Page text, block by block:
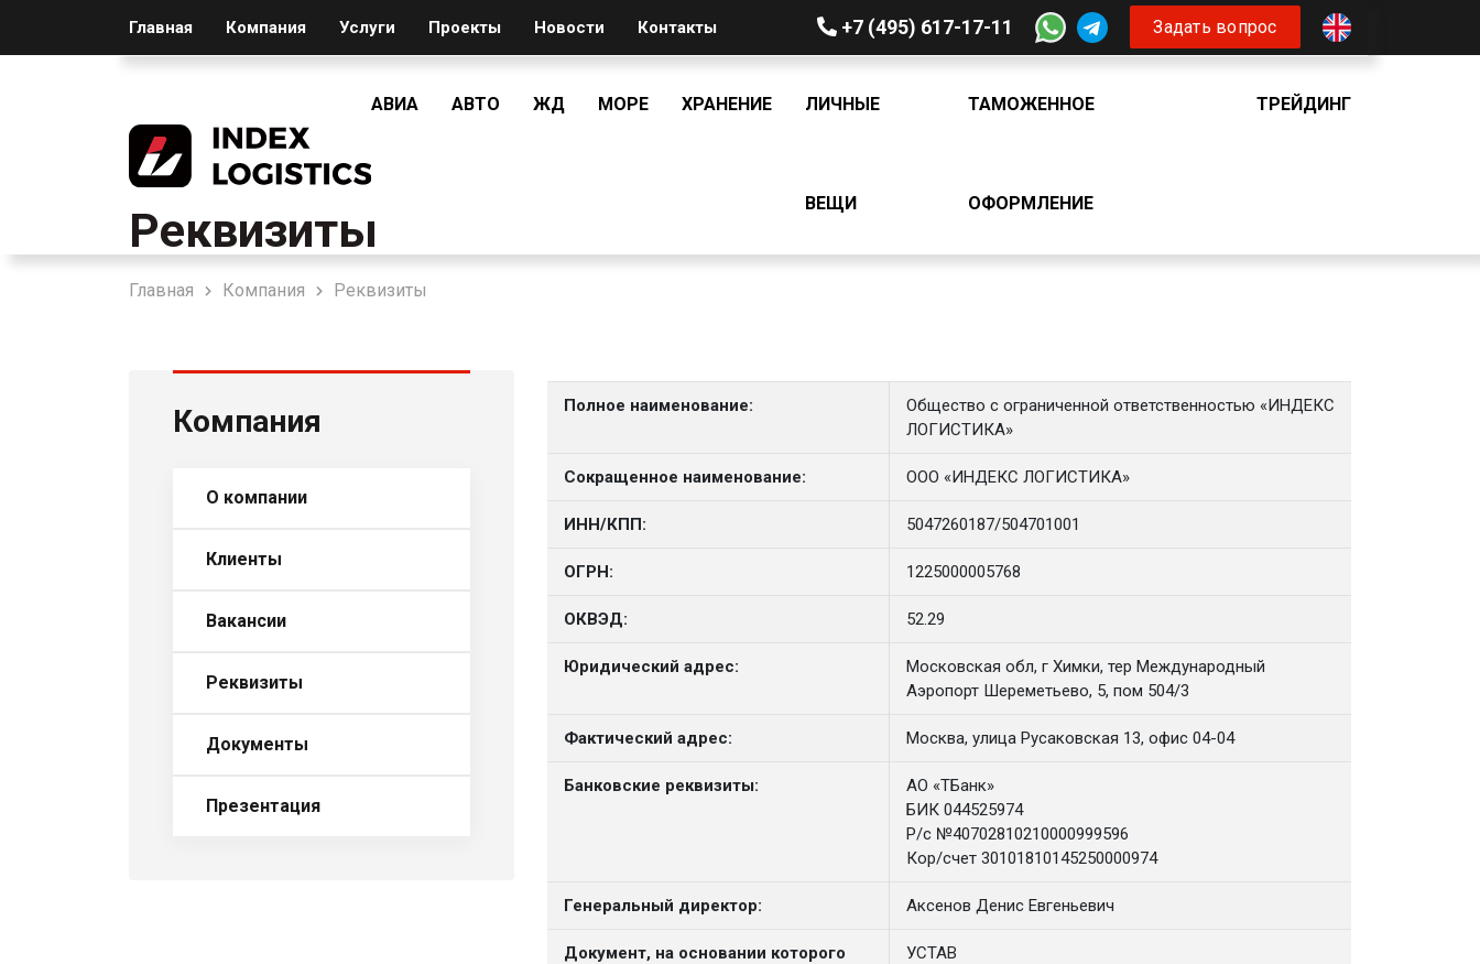
Главная Компания Услуги Проекты Новости Контакты +7 (495) 617-17-11 Задать вопрос
АВИА АВТО ЖД МОРЕ ХРАНЕНИЕ ЛИЧНЫЕ
ВЕЩИ
ТАМОЖЕННОЕ
ОФОРМЛЕНИЕ
ТРЕЙДИНГ
Реквизиты
Главная Компания Реквизиты
Компания
О компании
Клиенты
Вакансии
Реквизиты
Документы
Презентация
Полное наименование:
Общество с ограниченной ответственностью «ИНДЕКС
ЛОГИСТИКА»
Сокращенное наименование: ООО «ИНДЕКС ЛОГИСТИКА»
ИНН/КПП: 5047260187/504701001
ОГРН: 1225000005768
ОКВЭД: 52.29
Юридический адрес:
Московская обл, г Химки, тер Международный
Аэропорт Шереметьево, 5, пом 504/3
Фактический адрес: Москва, улица Русаковская 13, офис 04-04
Банковские реквизиты:
АО «ТБанк»
БИК 044525974
Р/с №40702810210000999596
Кор/счет 30101810145250000974
Генеральный директор: Аксенов Денис Евгеньевич
Документ, на основании которого
УСТАВ